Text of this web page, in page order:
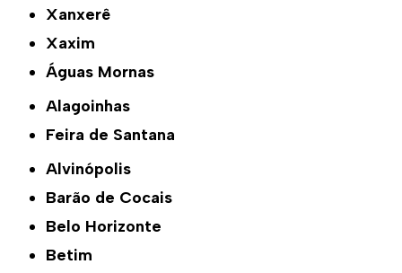
Xanxerê
Xaxim
Águas Mornas
Alagoinhas
Feira de Santana
Alvinópolis
Barão de Cocais
Belo Horizonte
Betim